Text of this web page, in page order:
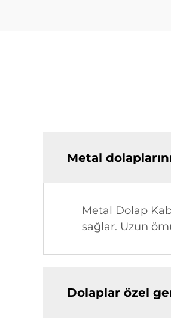
Metal
Metal Dolap
sağlar. Uzun
Dolaplar özel